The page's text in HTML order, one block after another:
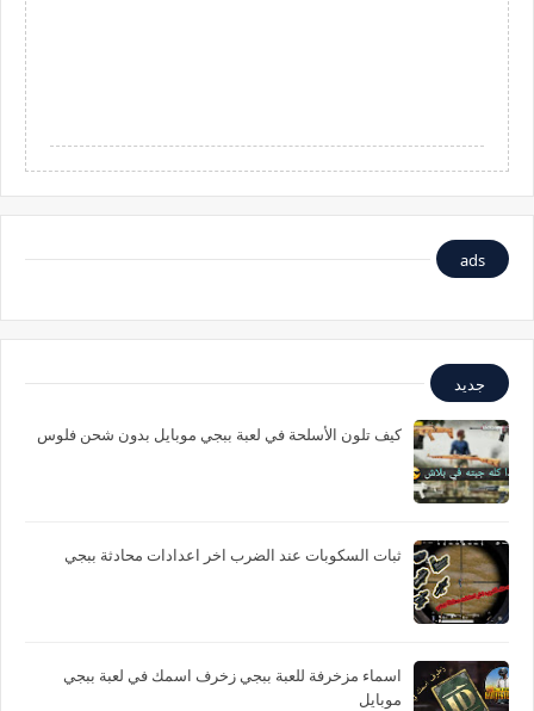
ads
جديد
كيف تلون الأسلحة في لعبة ببجي موبايل بدون شحن فلوس
ثبات السكوبات عند الضرب اخر اعدادات محادثة ببجي
اسماء مزخرفة للعبة ببجي زخرف اسمك في لعبة ببجي
موبايل